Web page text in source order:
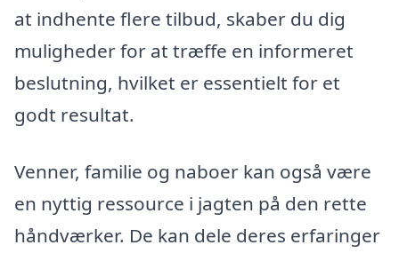
at indhente flere tilbud, skaber du dig
muligheder for at træffe en informeret
beslutning, hvilket er essentielt for et
godt resultat.
Venner, familie og naboer kan også være
en nyttig ressource i jagten på den rette
håndværker. De kan dele deres erfaringer